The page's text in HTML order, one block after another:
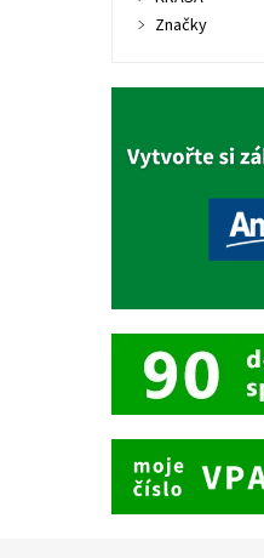
Značky